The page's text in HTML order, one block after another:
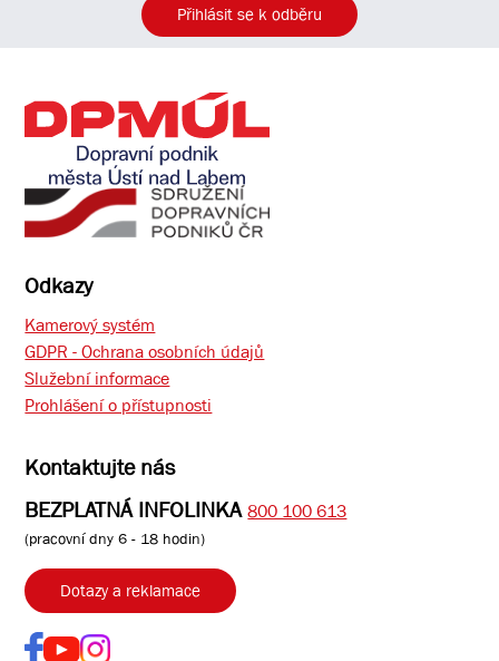
Přihlásit se k odběru
Odkazy
Kamerový systém
GDPR - Ochrana osobních údajů
Služební informace
Prohlášení o přístupnosti
Kontaktujte nás
BEZPLATNÁ INFOLINKA 800 100 613
(pracovní dny 6 - 18 hodin)
Dotazy a reklamace